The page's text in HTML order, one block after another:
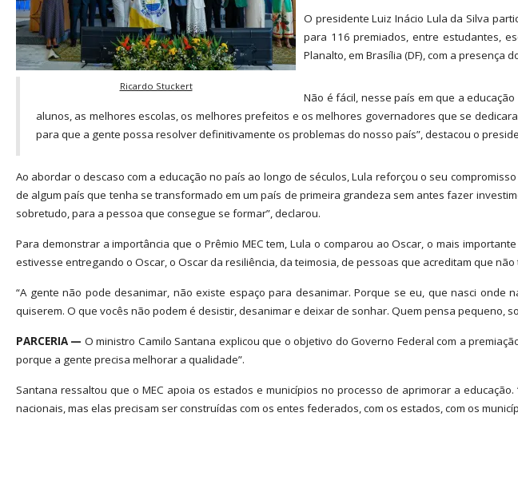
Ricardo Stuckert
O presidente Luiz Inácio Lula da Silva
para 116 premiados, entre estudantes,
Planalto, em Brasília (DF), com a presença
Não é fácil, nesse país em que a
alunos, as melhores escolas, os melhores prefeitos e os melhores governadores que se
para que a gente possa resolver definitivamente os problemas do nosso país”, destacou o
Ao abordar o descaso com a educação no país ao longo de séculos, Lula reforçou o seu
de algum país que tenha se transformado em um país de primeira grandeza sem antes fazer
sobretudo, para a pessoa que consegue se formar”, declarou.
Para demonstrar a importância que o Prêmio MEC tem, Lula o comparou ao Oscar, o mais
estivesse entregando o Oscar, o Oscar da resiliência, da teimosia, de pessoas que acreditam que
“A gente não pode desanimar, não existe espaço para desanimar. Porque se eu, que nasci
quiserem. O que vocês não podem é desistir, desanimar e deixar de sonhar. Quem pensa pequeno,
PARCERIA — O ministro Camilo Santana explicou que o objetivo do Governo Federal com a
porque a gente precisa melhorar a qualidade”.
Santana ressaltou que o MEC apoia os estados e municípios no processo de aprimorar a
nacionais, mas elas precisam ser construídas com os entes federados, com os estados, com os